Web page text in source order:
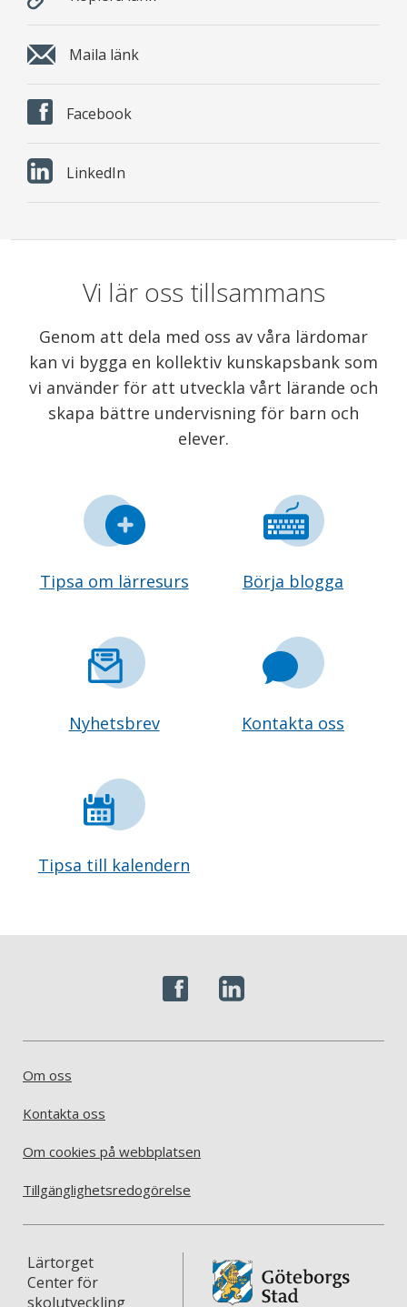
Maila länk
Facebook
LinkedIn
Vi lär oss tillsammans
Genom att dela med oss av våra lärdomar
kan vi bygga en kollektiv kunskapsbank som
vi använder för att utveckla vårt lärande och
skapa bättre undervisning för barn och
elever.
Tipsa om lärresurs Börja blogga
Nyhetsbrev Kontakta oss
Tipsa till kalendern
Om oss
Kontakta oss
Om cookies på webbplatsen
Tillgänglighetsredogörelse
Lärtorget
Center för
skolutveckling